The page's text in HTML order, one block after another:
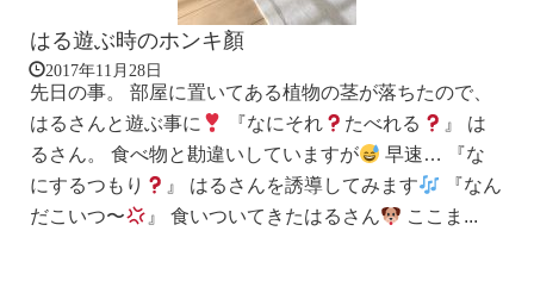
はる遊ぶ時のホンキ顏
2017年11月28日
先日の事。 部屋に置いてある植物の茎が落ちたので、
はるさんと遊ぶ事に
『なにそれ たべれる
』 は
るさん。 食べ物と勘違いしていますが
早速… 『な
にするつもり
』 はるさんを誘導してみます
『なん
だこいつ〜
』 食いついてきたはるさん ここま...